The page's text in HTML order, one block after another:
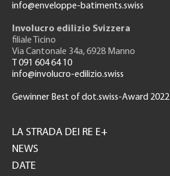
info@enveloppe-batiments.swiss
Involucro edilizio Svizzera
filiale Ticino
Via Cantonale 34a, 6928 Manno
T 091 604 64 10
info@involucro-edilizio.swiss
Gewinner Best of dot.swiss-Award 2022
GH
LA STRADA DEI RE E+
NEWS
DATE